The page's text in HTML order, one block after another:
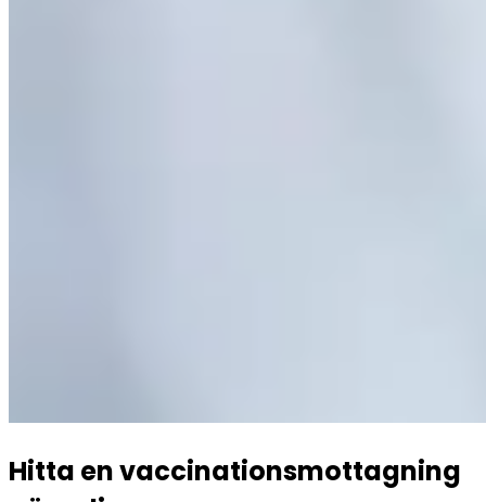
Hitta en vaccinationsmottagning